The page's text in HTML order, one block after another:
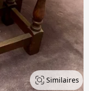
Similaires